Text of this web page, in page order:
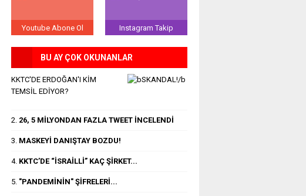
Youtube Abone Ol Instagram Takip
BU AY ÇOK OKUNANLAR
KKTC'DE ERDOĞAN'I KİM
TEMSİL EDİYOR?
2. 26, 5 MİLYONDAN FAZLA TWEET İNCELENDİ
3. MASKEYİ DANIŞTAY BOZDU!
4. KKTC’DE “İSRAİLLİ” KAÇ ŞİRKET...
5. "PANDEMİNİN" ŞİFRELERİ...